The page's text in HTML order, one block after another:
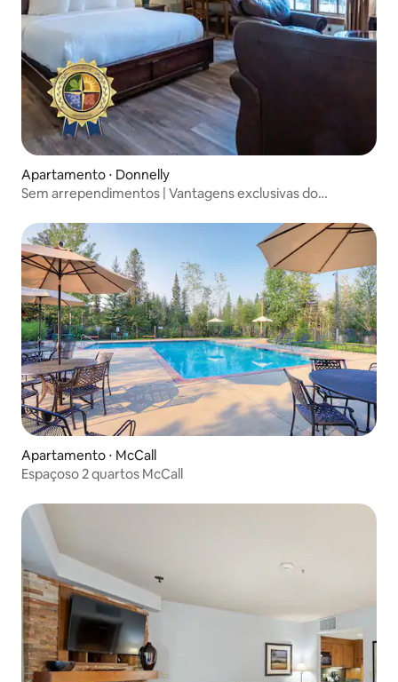
Apartamento ⋅ Donnelly
Sem arrependimentos | Vantagens exclusivas do
Apartamento ⋅ McCall
Espaçoso 2 quartos McCall